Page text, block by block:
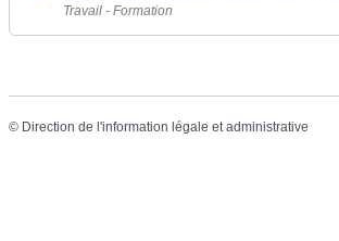
Travail - Formation
© Direction de l'information légale et administrative